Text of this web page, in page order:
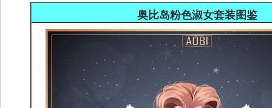
奥比岛粉色淑女套装图鉴